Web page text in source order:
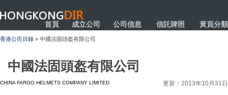
HONGKONGDIR
首頁 成立公司 公司信息 信託牌照 黃頁分類
香港公司目錄 » 中國法固頭盔有限公司
中國法固頭盔有限公司
CHINA FARGO HELMETS COMPANY LIMITED 更新：2013年10月31日